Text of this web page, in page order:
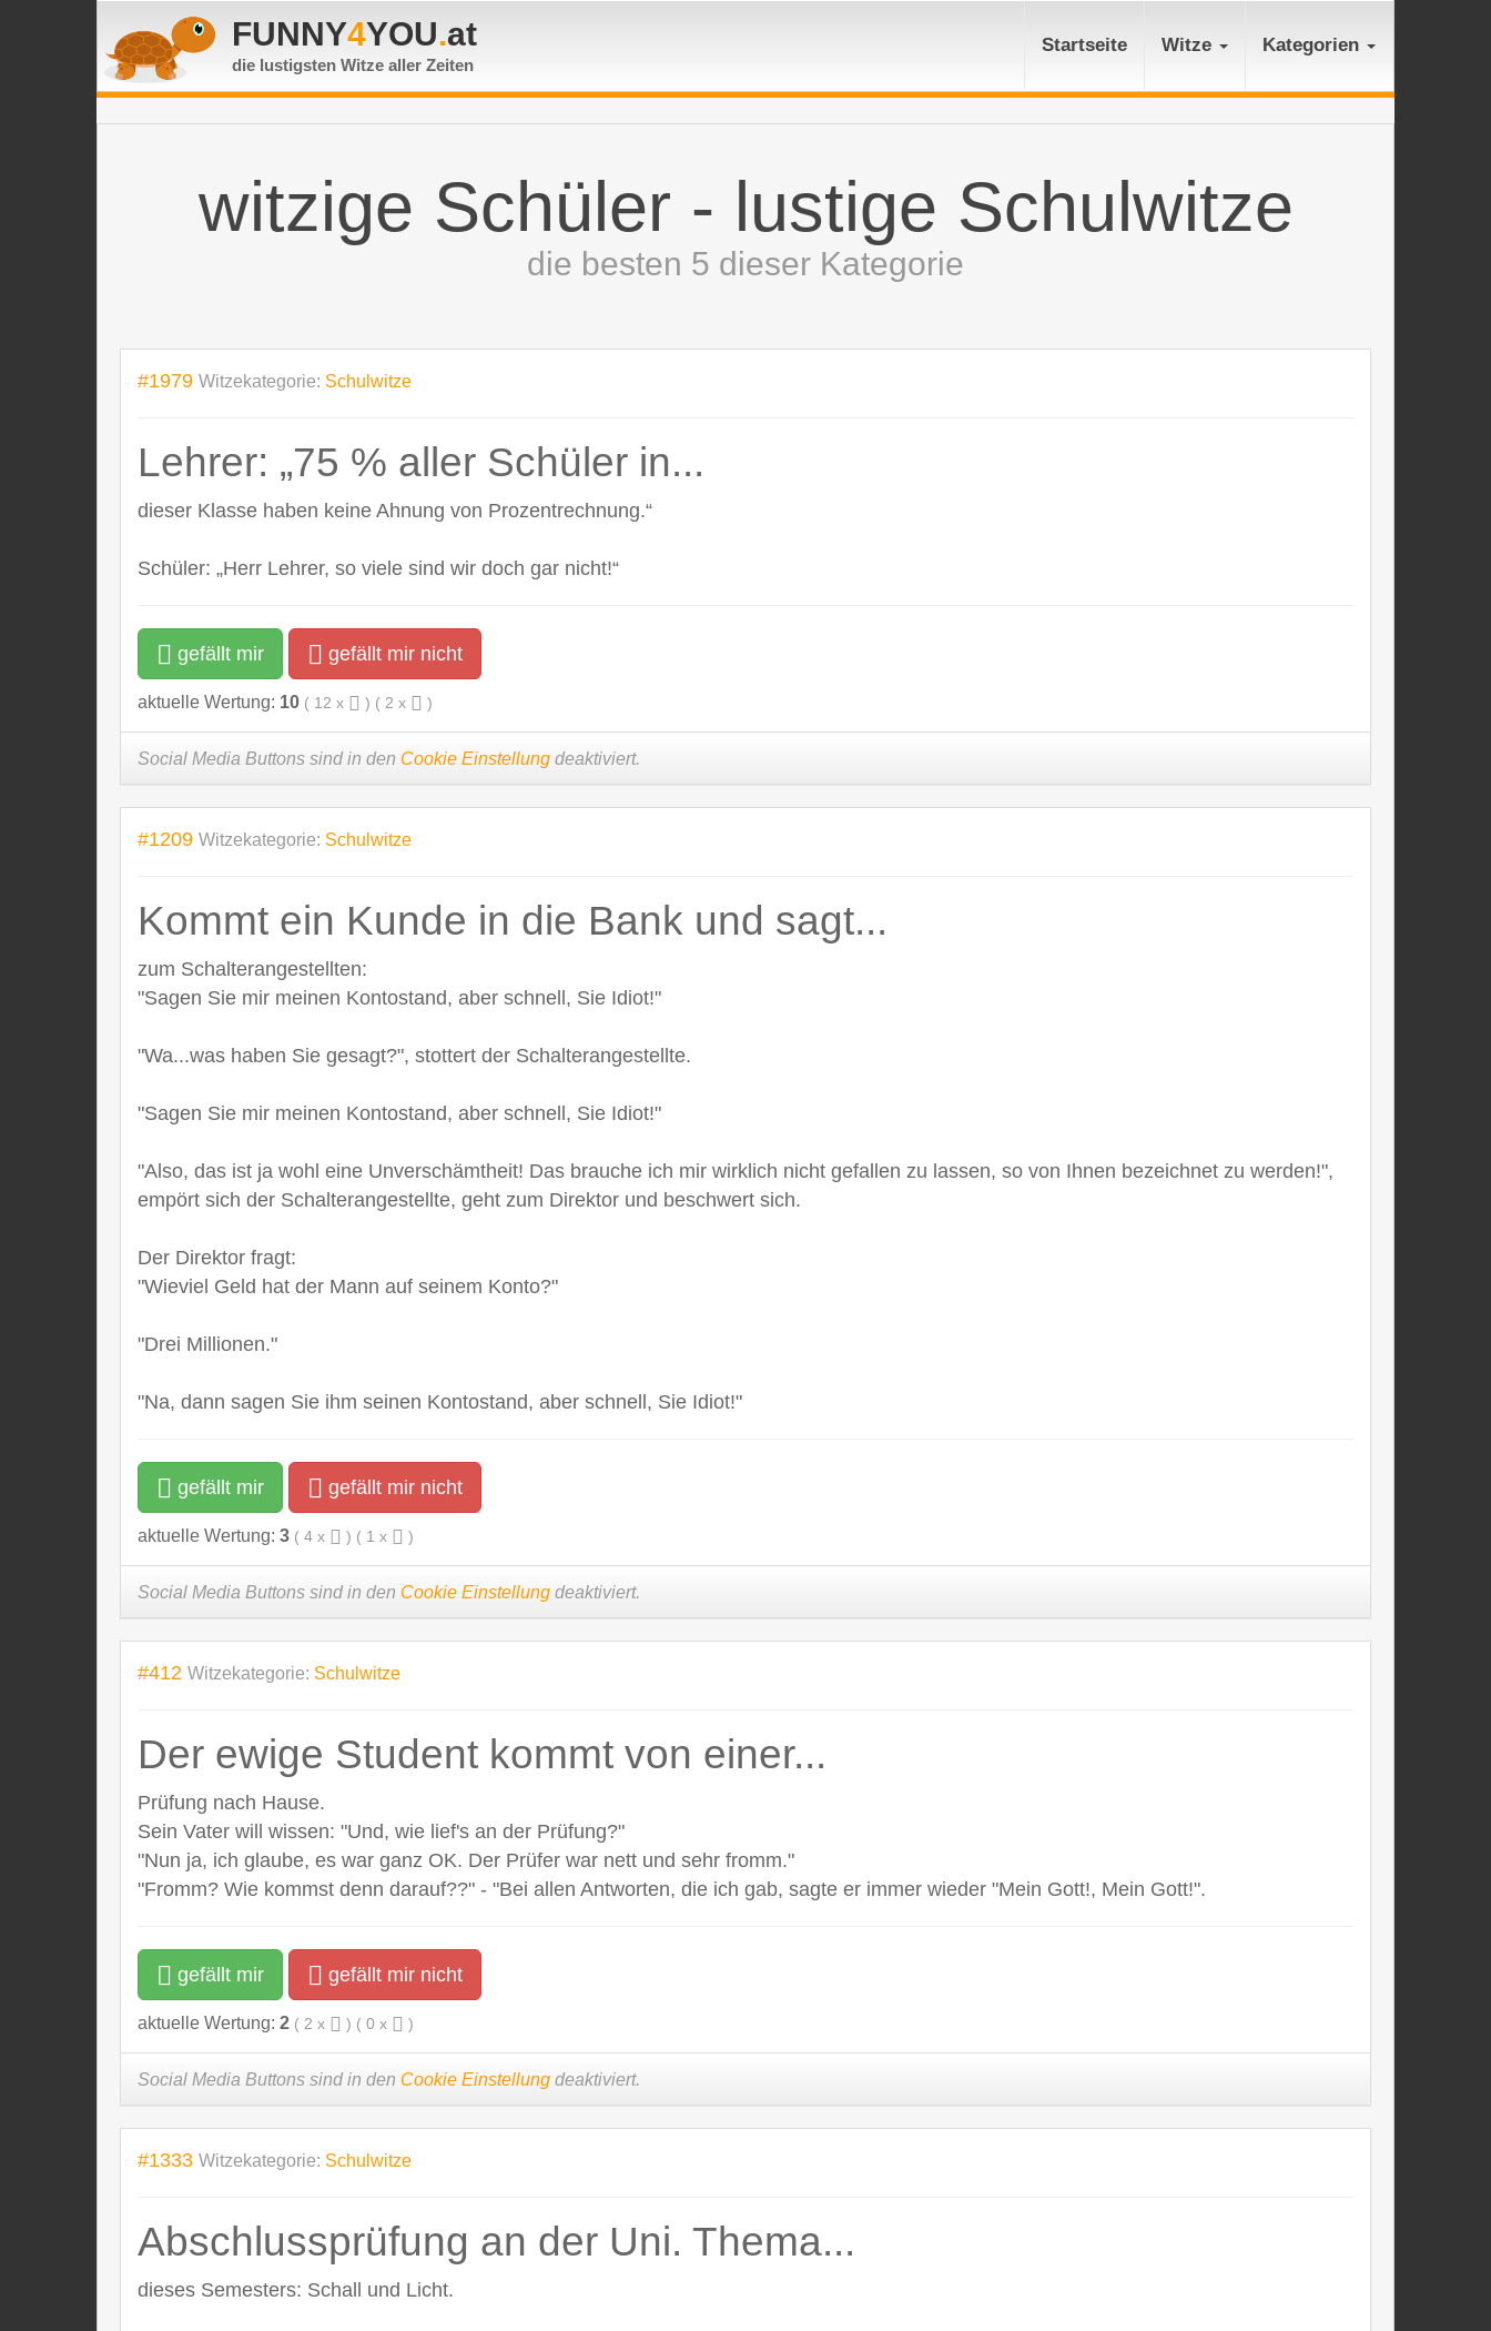
FUNNY4YOU.at
die lustigsten Witze aller Zeiten
Startseite Witze Kategorien
witzige Schüler - lustige Schulwitze
die besten 5 dieser Kategorie
#1979 Witzekategorie: Schulwitze
Lehrer: „75 % aller Schüler in...
dieser Klasse haben keine Ahnung von Prozentrechnung.“
Schüler: „Herr Lehrer, so viele sind wir doch gar nicht!“
gefällt mir gefällt mir nicht
aktuelle Wertung: 10 ( 12 x ) ( 2 x )
Social Media Buttons sind in den Cookie Einstellung deaktiviert.
#1209 Witzekategorie: Schulwitze
Kommt ein Kunde in die Bank und sagt...
zum Schalterangestellten:
"Sagen Sie mir meinen Kontostand, aber schnell, Sie Idiot!"
"Wa...was haben Sie gesagt?", stottert der Schalterangestellte.
"Sagen Sie mir meinen Kontostand, aber schnell, Sie Idiot!"
"Also, das ist ja wohl eine Unverschämtheit! Das brauche ich mir wirklich nicht gefallen zu lassen, so von Ihnen bezeichnet zu werden!",
empört sich der Schalterangestellte, geht zum Direktor und beschwert sich.
Der Direktor fragt:
"Wieviel Geld hat der Mann auf seinem Konto?"
"Drei Millionen."
"Na, dann sagen Sie ihm seinen Kontostand, aber schnell, Sie Idiot!"
gefällt mir gefällt mir nicht
aktuelle Wertung: 3 ( 4 x ) ( 1 x )
Social Media Buttons sind in den Cookie Einstellung deaktiviert.
#412 Witzekategorie: Schulwitze
Der ewige Student kommt von einer...
Prüfung nach Hause.
Sein Vater will wissen: "Und, wie lief's an der Prüfung?"
"Nun ja, ich glaube, es war ganz OK. Der Prüfer war nett und sehr fromm."
"Fromm? Wie kommst denn darauf??" - "Bei allen Antworten, die ich gab, sagte er immer wieder "Mein Gott!, Mein Gott!".
gefällt mir gefällt mir nicht
aktuelle Wertung: 2 ( 2 x ) ( 0 x )
Social Media Buttons sind in den Cookie Einstellung deaktiviert.
#1333 Witzekategorie: Schulwitze
Abschlussprüfung an der Uni. Thema...
dieses Semesters: Schall und Licht.